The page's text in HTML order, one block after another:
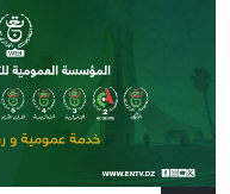
تجاوز إلى المحتوى